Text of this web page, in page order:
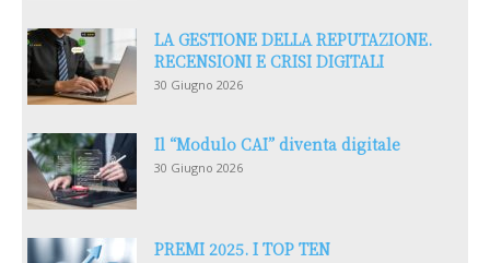
LA GESTIONE DELLA REPUTAZIONE.
RECENSIONI E CRISI DIGITALI
30 Giugno 2026
Il “Modulo CAI” diventa digitale
30 Giugno 2026
PREMI 2025. I TOP TEN